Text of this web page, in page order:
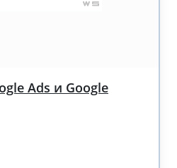
Ads и Google